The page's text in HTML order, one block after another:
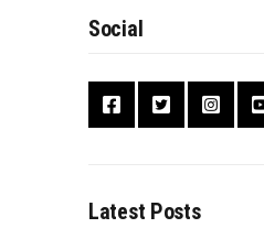
Social
Latest Posts